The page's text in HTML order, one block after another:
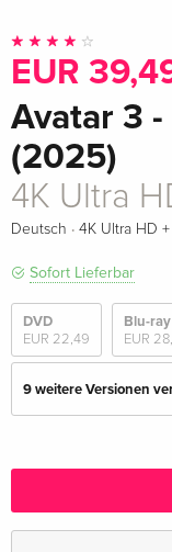
EUR
Avatar 3
(2025)
4K Ultra
Deutsch · 4K Ultra HD
Sofort Lieferbar
DVD
EUR 22,49
Blu-ray
EUR
9 weitere Versionen